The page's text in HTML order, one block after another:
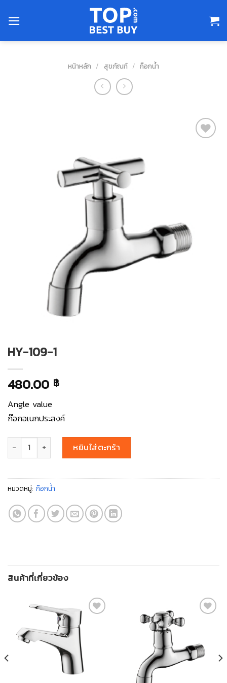
หน้าหลัก / สุขภัณฑ์ / ก๊อกน้ำ
HY-109-1
480.00 ฿
Angle value
ก๊อกอเนกประสงค์
จำนวน HY-109-1 ชิ้นหยิบใส่ตะกร้า
หมวดหมู่: ก๊อกน้ำ
สินค้าที่เกี่ยวข้อง
สินค้า
ที่ชอบ